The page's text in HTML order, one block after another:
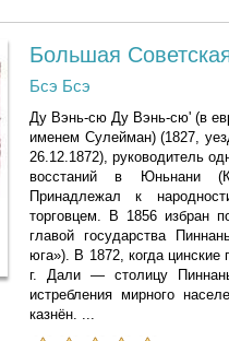
Большая
Бсэ Бсэ
Ду Вэнь-сю Ду Вэнь-сю' (в
именем Сулейман) (1827,
26.12.1872), руководитель
восстаний в Юньнани
Принадлежал к
торговцем. В 1856 избран
главой государства
юга»). В 1872, когда цинские
г. Дали — столицу
истребления мирного
казнён. ...